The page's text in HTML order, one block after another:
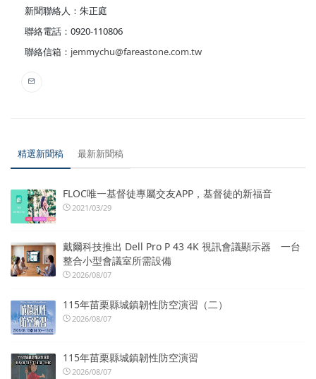
新聞聯絡人：朱正庭
聯絡電話：0920-110806
聯絡信箱： jemmychu@fareastone.com.tw
精選新聞稿 最新新聞稿
FLOC唯一基督徒專屬交友APP，基督徒的新福音
2021/03/29
戴爾科技推出 Dell Pro P 43 4K 視訊會議顯示器 一台
整合小型會議室所需設備
2026/08/07
115年苗栗縣城鎮韌性防空演習（二）
2026/08/07
115年苗栗縣城鎮韌性防空演習
2026/08/07